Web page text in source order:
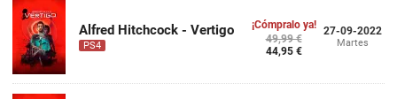
Alfred Hitchcock - Vertigo
PS4
¡Cómpralo ya!
49,99 €
44,95 €
27-09-2022
Martes